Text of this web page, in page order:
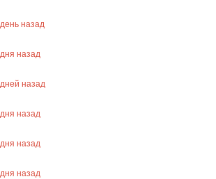
день назад
дня назад
дней назад
дня назад
дня назад
дня назад